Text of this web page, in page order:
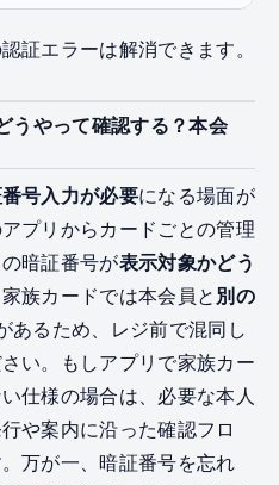
証エラーは解消できます。
うやって確認する？本会
番号入力が必要になる場面が
プリからカードごとの管理
暗証番号が表示対象かどう
族カードでは本会員と 別の
あるため、レジ前で混同し
い。もしアプリで家族カー
仕様の場合は、必要な本人
行や案内に沿った確認フロ
万が一、暗証番号を忘れ